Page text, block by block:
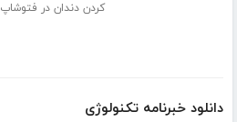
کردن دندان در فتوشاپ
دانلود خبرنامه تکنولوژی